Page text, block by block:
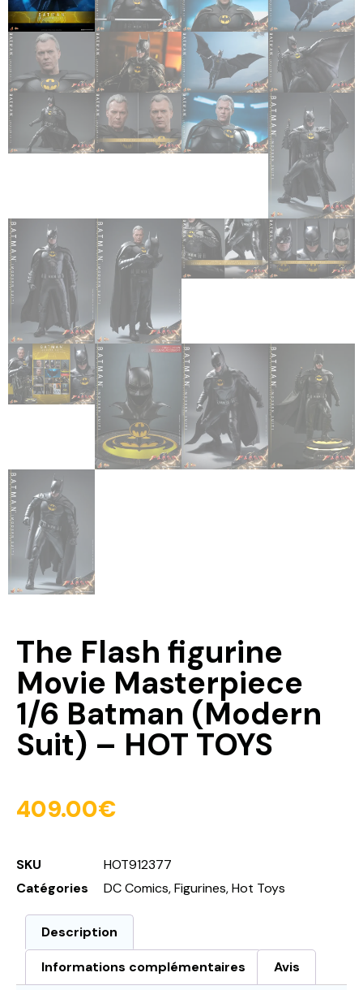
The Flash figurine
Movie Masterpiece
1/6 Batman (Modern
Suit) – HOT TOYS
409.00€
SKU
HOT912377
Catégories
DC Comics,Figurines,Hot Toys
Description
Informations complémentaires Avis